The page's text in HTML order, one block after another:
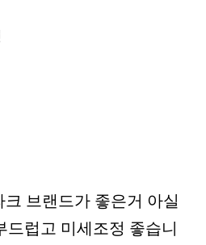
브랜드가 좋은거 아실
드럽고 미세조정 좋습니